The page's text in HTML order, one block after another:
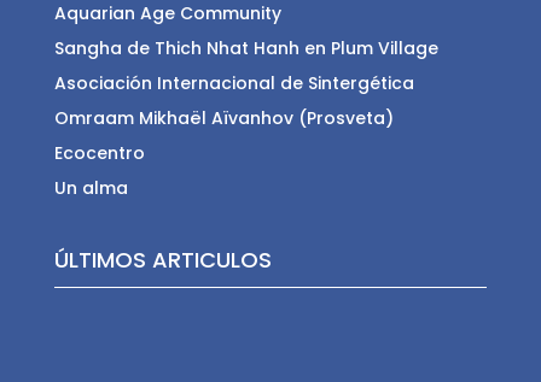
Aquarian Age Community
Sangha de Thich Nhat Hanh en Plum Village
Asociación Internacional de Sintergética
Omraam Mikhaël Aïvanhov (Prosveta)
Ecocentro
Un alma
ÚLTIMOS ARTICULOS